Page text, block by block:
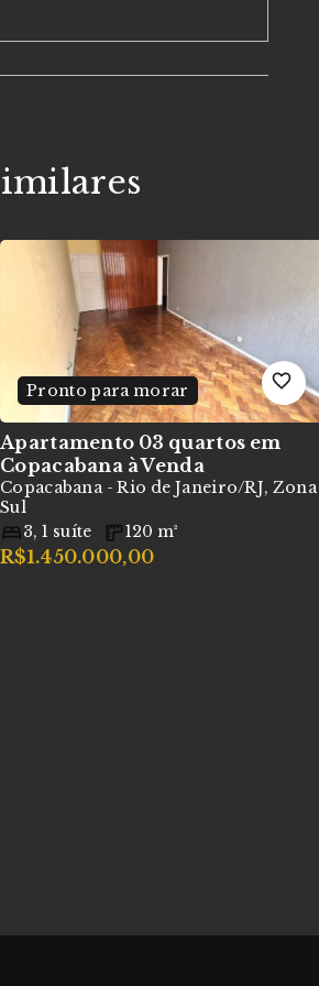
Pronto para morar
Apartamento 03 quartos em
Copacabana à Venda
Copacabana - Rio de Janeiro/RJ, Zona
Sul
3,1 suíte 120 m²
R$1.450.000,00